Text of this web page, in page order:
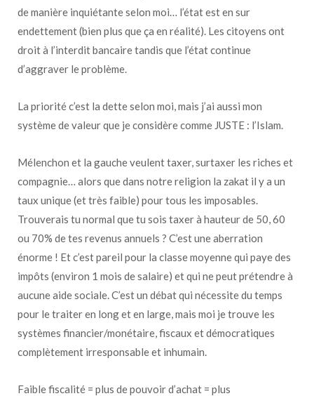
de manière inquiétante selon moi… l’état est en sur
endettement (bien plus que ça en réalité). Les citoyens ont
droit à l’interdit bancaire tandis que l’état continue
d’aggraver le problème.
La priorité c’est la dette selon moi, mais j’ai aussi mon
système de valeur que je considère comme JUSTE : l’Islam.
Mélenchon et la gauche veulent taxer, surtaxer les riches et
compagnie… alors que dans notre religion la zakat il y a un
taux unique (et très faible) pour tous les imposables.
Trouverais tu normal que tu sois taxer à hauteur de 50, 60
ou 70% de tes revenus annuels ? C’est une aberration
énorme ! Et c’est pareil pour la classe moyenne qui paye des
impôts (environ 1 mois de salaire) et qui ne peut prétendre à
aucune aide sociale. C’est un débat qui nécessite du temps
pour le traiter en long et en large, mais moi je trouve les
systèmes financier/monétaire, fiscaux et démocratiques
complètement irresponsable et inhumain.
Faible fiscalité = plus de pouvoir d’achat = plus